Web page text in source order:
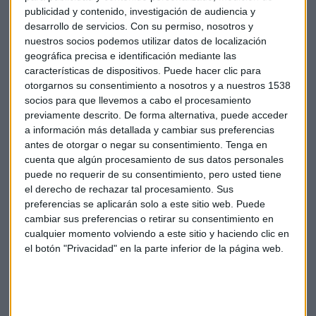
publicidad y contenido, investigación de audiencia y
desarrollo de servicios. Con su permiso, nosotros y
nuestros socios podemos utilizar datos de localización
geográfica precisa e identificación mediante las
características de dispositivos. Puede hacer clic para
otorgarnos su consentimiento a nosotros y a nuestros 1538
socios para que llevemos a cabo el procesamiento
previamente descrito. De forma alternativa, puede acceder
a información más detallada y cambiar sus preferencias
antes de otorgar o negar su consentimiento. Tenga en
cuenta que algún procesamiento de sus datos personales
puede no requerir de su consentimiento, pero usted tiene
el derecho de rechazar tal procesamiento. Sus
preferencias se aplicarán solo a este sitio web. Puede
cambiar sus preferencias o retirar su consentimiento en
cualquier momento volviendo a este sitio y haciendo clic en
el botón "Privacidad" en la parte inferior de la página web.
Estados Unidos experimentaron una progresión del 8,4%,
con un volumen de 239.242 unidades.
Las matriculaciones de Fiat Chrysler en Estados Unidos
crecieron un 7% en el año que acaba de finalizar, con un
volumen total de 2,24 millones de unidades en comparación
con los 2,09 millones de unidades del ejercicio precedente.
Fiat Chrysler logró el pasado mes de diciembre el mejor
registro comercial de sus más de 90 años de historia, al
comercializar 217.527 unidades entregadas en el mercado
estadounidense, lo que representa una progresión del 13%.
Economía Fiat General motors